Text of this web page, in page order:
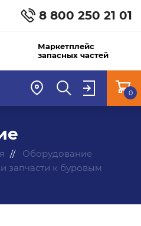
8 800 250 21 01
Маркетплейс
запасных частей
0
Оборудование
запчасти к буровым